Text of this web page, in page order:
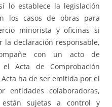
lo establece la legislación
los casos de obras para
minorista y oficinas si
la declaración responsable,
con un acto de
Acta de Comprobación
ha de ser emitida por el
entidades colaboradoras,
sujetas a control y